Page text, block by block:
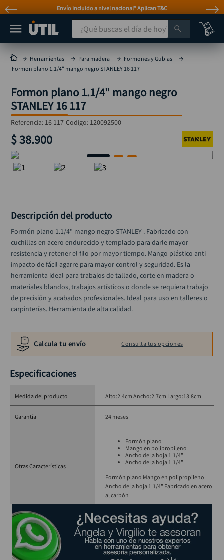
Envío incluido a nivel nacional* Aplican T&C
¿Qué buscas el día de hoy?
Herramientas Para madera
Formones y Gubias
Formon plano 1.1/4" mango negro STANLEY 16 117
Formon plano 1.1/4" mango negro
STANLEY 16 117
Referencia: 16 117 Codigo: 120092500
$38.900
Descripción del producto
Formón plano 1.1/4" mango negro STANLEY . Fabricado con
cuchillas en acero endurecido y templado para darle mayor
resistencia y retener el filo por mayor tiempo. Mango plástico anti-
impacto de fácil agarre para mayor control y seguridad. Es la
herramienta ideal para trabajos de tallado, corte en madera o
materiales blandos, trabajos artísticos o donde se requiera trabajo
de precisión y acabados profesionales. Ideal para uso en talleres o
carpinterías. Herramienta de alta calidad.
Calcula tu envío Consulta tus opciones
Especificaciones
Medida del producto Alto:2.4cm Ancho:2.7cm Largo:13.8cm
Garantía 24 meses
Otras Características
Formón plano
Mango en polipropileno
Ancho de la hoja 1.1/4"
Ancho de la hoja 1.1/4"
Formón plano Mango en polipropileno
Ancho de la hoja 1.1/4" Fabricado en acero
al carbón
MÁS BUSCADOS
taladro
taladros pulidoras
compresor
llave
sierra circular
ruteadora
rueda
alicate